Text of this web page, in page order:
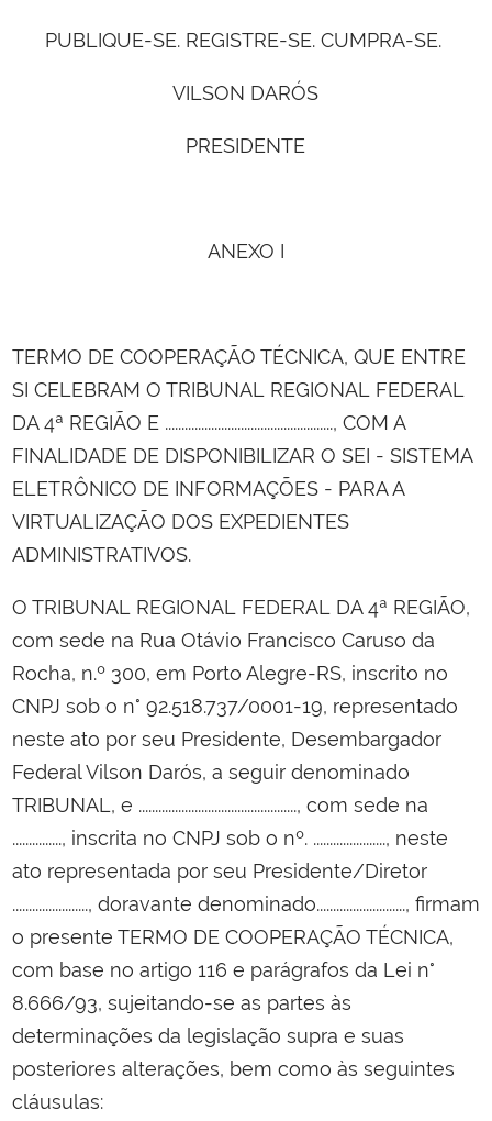
PUBLIQUE-SE. REGISTRE-SE. CUMPRA-SE.
VILSON DARÓS
PRESIDENTE
ANEXO I
TERMO DE COOPERAÇÃO TÉCNICA, QUE ENTRE
SI CELEBRAM O TRIBUNAL REGIONAL FEDERAL
DA 4ª REGIÃO E ..................................................., COM A
FINALIDADE DE DISPONIBILIZAR O SEI - SISTEMA
ELETRÔNICO DE INFORMAÇÕES - PARA A
VIRTUALIZAÇÃO DOS EXPEDIENTES
ADMINISTRATIVOS.
O TRIBUNAL REGIONAL FEDERAL DA 4ª REGIÃO,
com sede na Rua Otávio Francisco Caruso da
Rocha, n.º 300, em Porto Alegre-RS, inscrito no
CNPJ sob o n° 92.518.737/0001-19, representado
neste ato por seu Presidente, Desembargador
Federal Vilson Darós, a seguir denominado
TRIBUNAL, e ................................................, com sede na
..............., inscrita no CNPJ sob o nº. ......................, neste
ato representada por seu Presidente/Diretor
......................., doravante denominado..........................., firmam
o presente TERMO DE COOPERAÇÃO TÉCNICA,
com base no artigo 116 e parágrafos da Lei n°
8.666/93, sujeitando-se as partes às
determinações da legislação supra e suas
posteriores alterações, bem como às seguintes
cláusulas: